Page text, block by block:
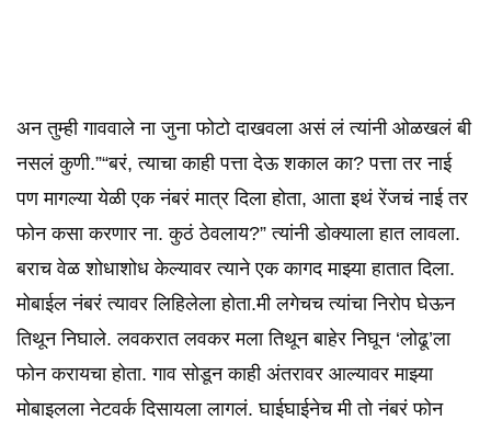
अन तुम्ही गाववाले ना जुना फोटो दाखवला असं लं त्यांनी ओळखलं बी
नसलं कुणी.”“बरं, त्याचा काही पत्ता देऊ शकाल का? पत्ता तर नाई
पण मागल्या येळी एक नंबरं मात्र दिला होता, आता इथं रेंजचं नाई तर
फोन कसा करणार ना. कुठं ठेवलाय?” त्यांनी डोक्याला हात लावला.
बराच वेळ शोधाशोध केल्यावर त्याने एक कागद माझ्या हातात दिला.
मोबाईल नंबरं त्यावर लिहिलेला होता.मी लगेचच त्यांचा निरोप घेऊन
तिथून निघाले. लवकरात लवकर मला तिथून बाहेर निघून ‘लोढू’ला
फोन करायचा होता. गाव सोडून काही अंतरावर आल्यावर माझ्या
मोबाइलला नेटवर्क दिसायला लागलं. घाईघाईनेच मी तो नंबरं फोन